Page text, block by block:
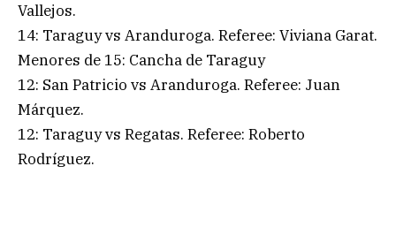
Vallejos.
14: Taraguy vs Aranduroga. Referee: Viviana Garat.
Menores de 15: Cancha de Taraguy
12: San Patricio vs Aranduroga. Referee: Juan
Márquez.
12: Taraguy vs Regatas. Referee: Roberto
Rodríguez.